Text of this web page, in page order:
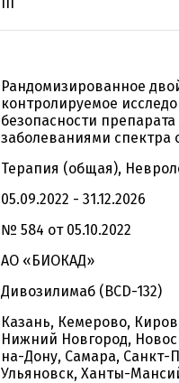
Рандомизированное
контролируемое
безопасности
заболеваниями спектра
Терапия (общая),
05.09.2022 - 31.12.2026
№ 584 от 05.10.2022
АО «БИОКАД»
Дивозилимаб (BCD-132)
Казань, Кемерово,
Нижний Новгород,
на-Дону, Самара, Санкт-
Ульяновск, Ханты-